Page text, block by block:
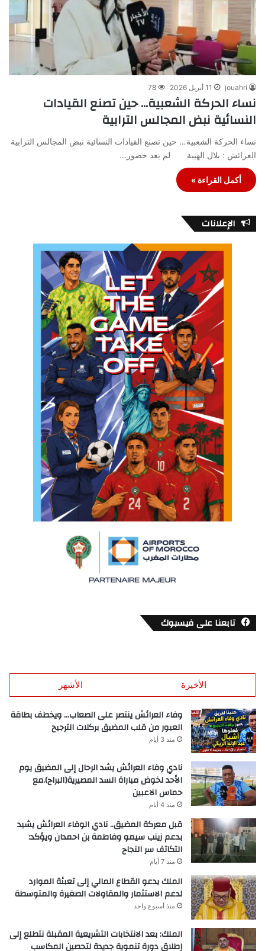
jouahri 11 أبريل 2026 78
نساء الحركة الشعبية… حين تصنع القيادات
النسائية نبض المجالس الترابية
نساء الحركة الشعبية… حين تصنع القيادات النسائية نبض المجالس الترابية
العرائش : بلال الهيبة لم يعد حضور…
أكمل القراءة »
الإعلانات
تابعنا على فيسبوك
الأخيرة الأشهر
وفاء العرائش ينتصر على الصعاب… ويخطف بطاقة
العبور من قلب المضيق بركلات الترجيح
منذ 3 أيام
نادي وفاء العرائش يشد الرحال إلى المضيق يوم
الأحد لخوض مباراة السد المصيرية(البراج).مع
حماس الاعبين
منذ 4 أيام
قبل معركة المضيق.. نادي الوفاء العرائش يشيد
بدعم زينب سيمو وفاطمة بن احمدان ويؤكد:
التكاتف سر النجاح
منذ 7 أيام
الملك يدعو القطاع المالي إلى تعبئة الموارد
لدعم الاستثمار والمقاولات الصغيرة والمتوسطة
منذ أسبوع واحد
الملك: بعد الانتخابات التشريعية المقبلة نتطلع إلى
إطلاق دورة تنموية جديدة لتحصين المكاسب